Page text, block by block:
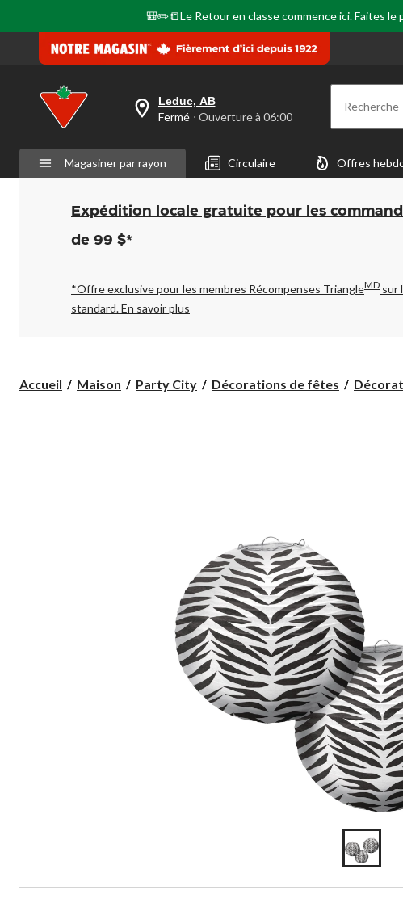
🎒✏️📒Le Retour en classe commence ici. Faites
votre
est
Leduc,
AB,
Fermé,
Ouverture
à
pour
changer
Leduc, AB
Fermé ⋅ Ouverture à 06:00 Recherche
Magasiner par rayon Circulaire Offres
Expédition locale gratuite pour les
de 99 $*
*Offre exclusive pour les membres Récompenses TriangleMD sur
standard.En savoir plus
Accueil Maison Party City Décorations de fêtes